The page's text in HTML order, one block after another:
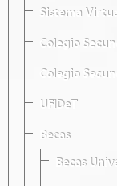
Sistema
Colegio
Colegio
UFIDeT
Becas
Becas